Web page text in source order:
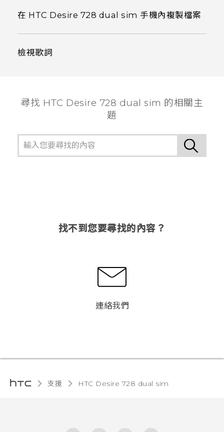
在 HTC Desire 728 dual sim 手機內複製檔案
檢視歌詞
尋找 HTC Desire 728 dual sim 的相關主
題
找不到您要尋找的內容？
連絡我們
支援 HTC Desire 728 dual sim‎